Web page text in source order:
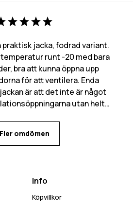
jacka, fodrad variant.
temperatur runt -20 med bara
bra att kunna öppna upp
för att ventilera. Enda
är att det inte är något
utan helt
beroende på behov.
Fler omdömen
Info
Köpvillkor